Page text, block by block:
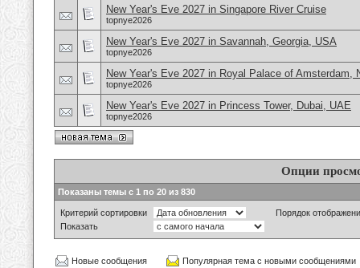
New Year's Eve 2027 in Singapore River Cruise
topnye2026
New Year's Eve 2027 in Savannah, Georgia, USA
topnye2026
New Year's Eve 2027 in Royal Palace of Amsterdam,
topnye2026
New Year's Eve 2027 in Princess Tower, Dubai, UAE
topnye2026
Опции
Показаны темы с 1 по 20 из 830
Критерий сортировки
Порядок
Показать
Новые сообщения
Популярная тема с новыми сообщениями